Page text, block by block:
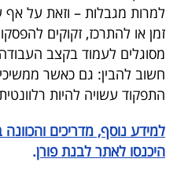
פודקאסט
40
UNDER
למרות מגבלות – וזאת על
זמן או להתרכז, זקוקים
מסוגלים לעמוד בקצב
חשוב להבין: גם כאשר
התפקוד עשויה להיות
למידע נוסף, מדריכים והכוונה
היכנסו לאתר לבנת פורן.